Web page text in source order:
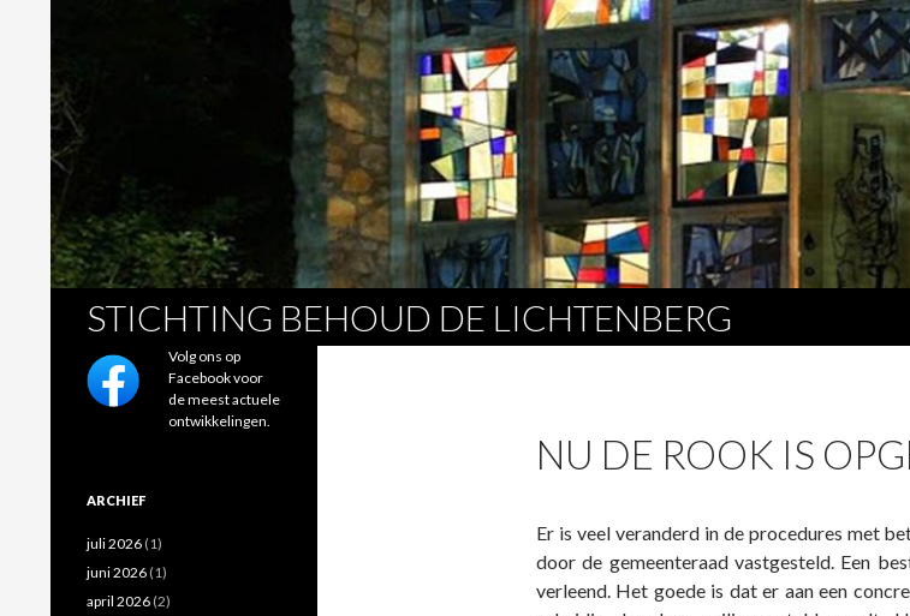
STICHTING BEHOUD DE LICHTENBERG
Zoeken
NU DE ROOK IS
Er is veel veranderd in de procedures met
door de gemeenteraad vastgesteld. Een
verleend. Het goede is dat er aan een
Volg ons op
Facebook voor
de meest actuele
ontwikkelingen.
ARCHIEF
juli 2026 (1)
juni 2026 (1)
april 2026 (2)